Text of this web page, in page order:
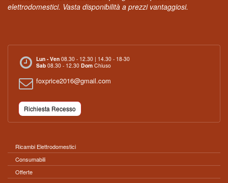
elettrodomestici. Vasta disponibilità a prezzi vantaggiosi.
Lun - Ven 08.30 - 12.30 | 14.30 - 18-30
Sab 08.30 - 12.30 Dom Chiuso
foxprice2016@gmail.com
Richiesta Recesso
Ricambi Elettrodomestici
Consumabili
Offerte